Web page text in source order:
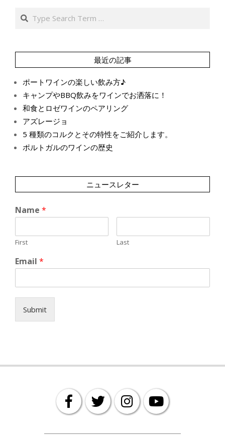
Search
最近の記事
ポートワインの楽しい飲み方♪
キャンプやBBQ飲みをワインでお洒落に！
和食とロゼワインのペアリング
アズレージョ
5 種類のコルクとその特性をご紹介します。
ポルトガルのワインの歴史
ニュースレター
Name *
First Last
Email *
Submit